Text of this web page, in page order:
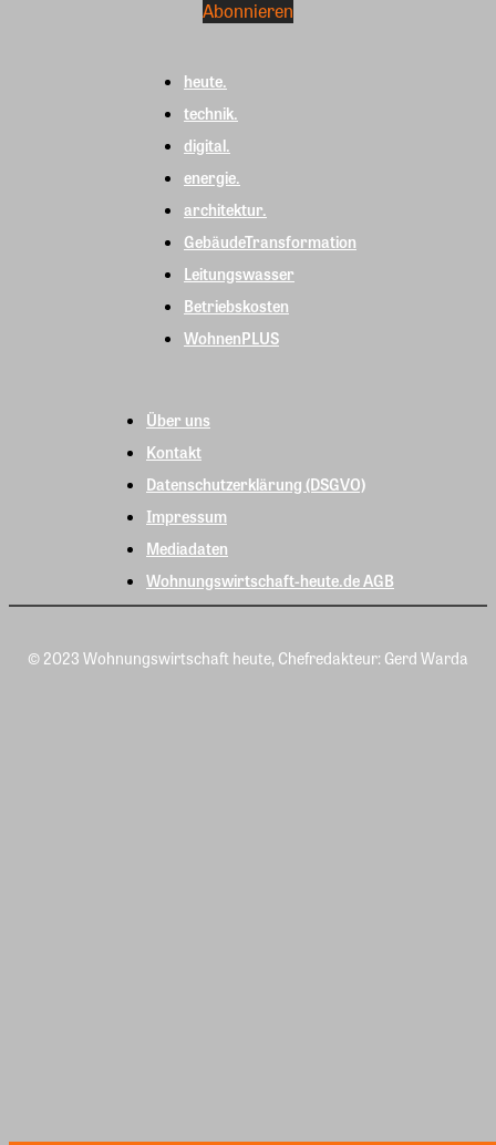
heute.
technik.
digital.
energie.
architektur.
GebäudeTransformation
Leitungswasser
Betriebskosten
WohnenPLUS
Über uns
Kontakt
Datenschutzerklärung (DSGVO)
Impressum
Mediadaten
Wohnungswirtschaft-heute.de AGB
© 2023 Wohnungswirtschaft heute, Chefredakteur: Gerd Warda